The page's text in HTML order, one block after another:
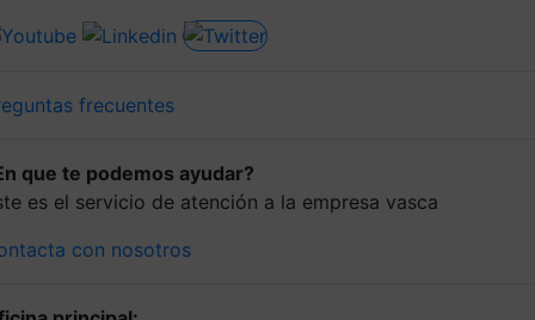
frecuentes
que te podemos ayudar?
es el servicio de atención a la empresa vasca
con nosotros